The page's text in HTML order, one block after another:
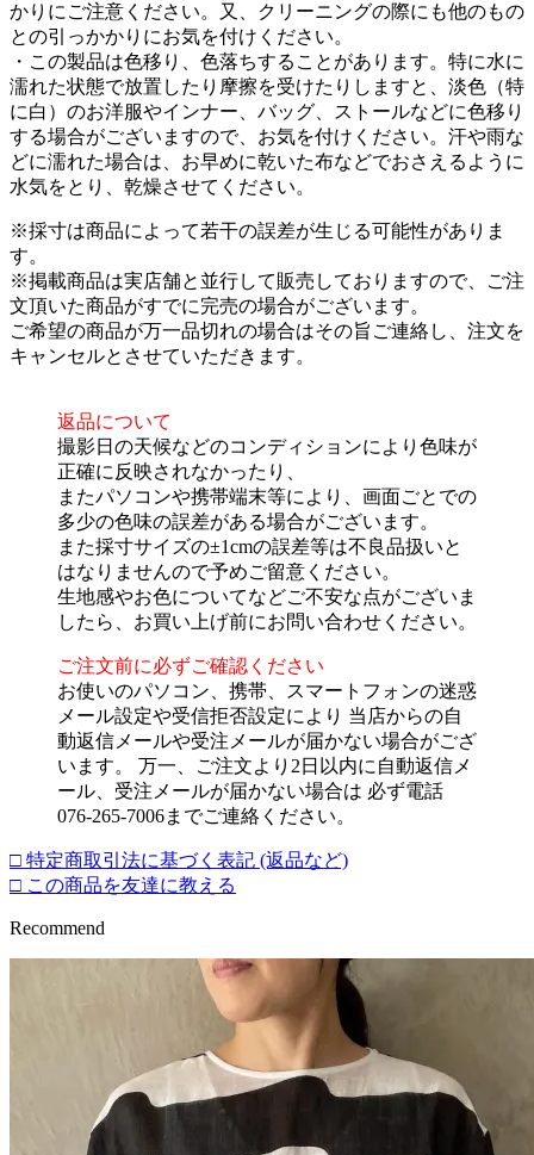
かりにご注意ください。又、クリーニングの際にも他のもの
との引っかかりにお気を付けください。
・この製品は色移り、色落ちすることがあります。特に水に
濡れた状態で放置したり摩擦を受けたりしますと、淡色（特
に白）のお洋服やインナー、バッグ、ストールなどに色移り
する場合がございますので、お気を付けください。汗や雨な
どに濡れた場合は、お早めに乾いた布などでおさえるように
水気をとり、乾燥させてください。
※採寸は商品によって若干の誤差が生じる可能性がありま
す。
※掲載商品は実店舗と並行して販売しておりますので、ご注
文頂いた商品がすでに完売の場合がございます。
ご希望の商品が万一品切れの場合はその旨ご連絡し、注文を
キャンセルとさせていただきます。
返品について
撮影日の天候などのコンディションにより色味が
正確に反映されなかったり、
またパソコンや携帯端末等により、画面ごとでの
多少の色味の誤差がある場合がございます。
また採寸サイズの±1cmの誤差等は不良品扱いと
はなりませんので予めご留意ください。
生地感やお色についてなどご不安な点がございま
したら、お買い上げ前にお問い合わせください。
ご注文前に必ずご確認ください
お使いのパソコン、携帯、スマートフォンの迷惑
メール設定や受信拒否設定により 当店からの自
動返信メールや受注メールが届かない場合がござ
います。 万一、ご注文より2日以内に自動返信メ
ール、受注メールが届かない場合は 必ず電話
076-265-7006までご連絡ください。
□ 特定商取引法に基づく表記 (返品など)
□ この商品を友達に教える
Recommend